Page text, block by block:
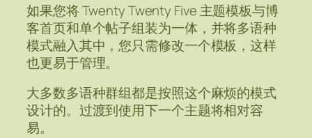
如果您将 Twenty Twenty Five 主题模板与博
客首页和单个帖子组装为一体，并将多语种
模式融入其中，您只需修改一个模板，这样
也更易于管理。
大多数多语种群组都是按照这个麻烦的模式
设计的。过渡到使用下一个主题将相对容
易。